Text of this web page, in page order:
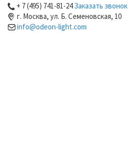
+ 7 (495) 741-81-24Заказать звонок
г. Москва, ул. Б. Семеновская, 10
info@odeon-light.com